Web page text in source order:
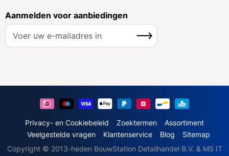
Aanmelden voor aanbiedingen
A
e
o
Inschrijven
Privacy- en Cookiebeleid Zoektermen
Assortiment
Veelgestelde vragen
Klantenservice Blog
Sitemap
Copyright © 2013-heden BouwStation Detailhandel B.V. & MS IT